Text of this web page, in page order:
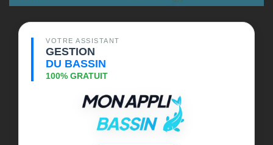
VOTRE ASSISTANT
GESTION
DU BASSIN
100% GRATUIT